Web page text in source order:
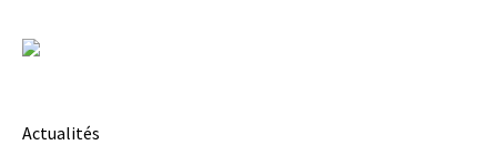
Actualités